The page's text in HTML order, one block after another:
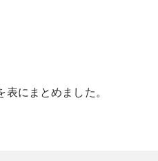
にまとめました。